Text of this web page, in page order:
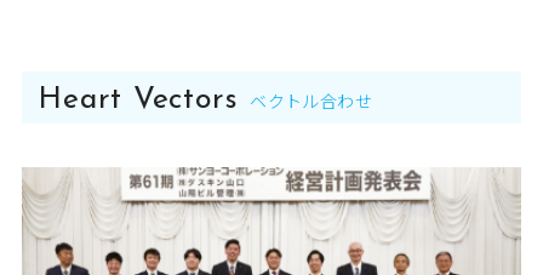
Heart Vectors ベクトル合わせ